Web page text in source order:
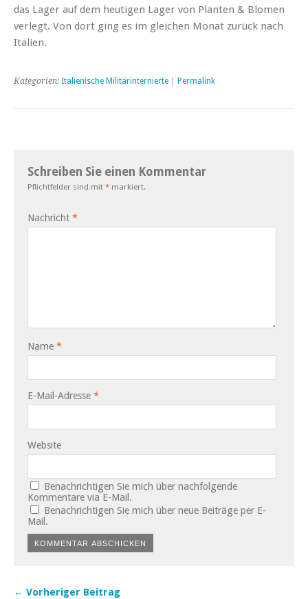
das Lager auf dem heutigen Lager von Planten & Blomen
verlegt. Von dort ging es im gleichen Monat zurück nach
Italien.
Kategorien: Italienische Militärinternierte Permalink
Schreiben Sie einen Kommentar
Pflichtfelder sind mit * markiert.
Nachricht *
Name *
E-Mail-Adresse *
Website
Benachrichtigen Sie mich über nachfolgende
Kommentare via E-Mail.
Benachrichtigen Sie mich über neue Beiträge per E-
Mail.
← Vorheriger Beitrag